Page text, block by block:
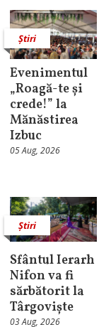
Știri
Evenimentul
„Roagă-te și
crede!” la
Mănăstirea
Izbuc
05 Aug, 2026
Știri
Sfântul Ierarh
Nifon va fi
sărbătorit la
Târgoviște
03 Aug, 2026